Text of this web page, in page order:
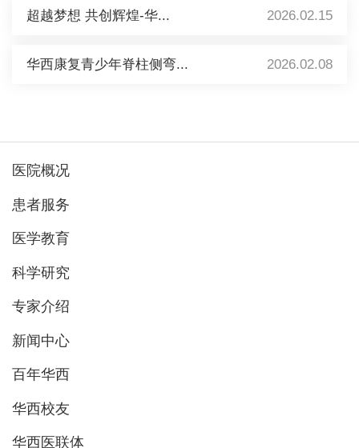
超越梦想 共创辉煌-华... 2026.02.15
华西康复青少年脊柱侧弯... 2026.02.08
医院概况
患者服务
医学教育
科学研究
专家介绍
新闻中心
百年华西
华西校友
华西医联体